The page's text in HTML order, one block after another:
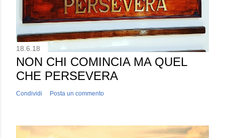
18.6.18
NON CHI COMINCIA MA QUEL
CHE PERSEVERA
Condividi Posta un commento